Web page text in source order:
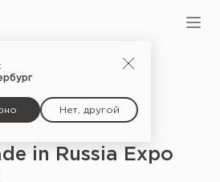
Нет, другой
in Russia Expo